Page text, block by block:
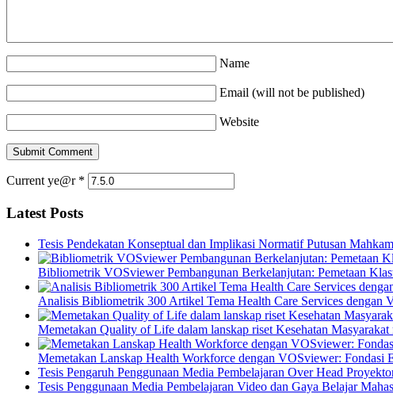
Name
Email (will not be published)
Website
Current ye@r *
Latest Posts
Tesis Pendekatan Konseptual dan Implikasi Normatif Putusan
Bibliometrik VOSviewer Pembangunan Berkelanjutan: Pemetaan
Analisis Bibliometrik 300 Artikel Tema Health Care Services dengan
Memetakan Quality of Life dalam lanskap riset Kesehatan
Memetakan Lanskap Health Workforce dengan VOSviewer: Fondasi
Tesis Pengaruh Penggunaan Media Pembelajaran Over Head
Tesis Penggunaan Media Pembelajaran Video dan Gaya Belajar